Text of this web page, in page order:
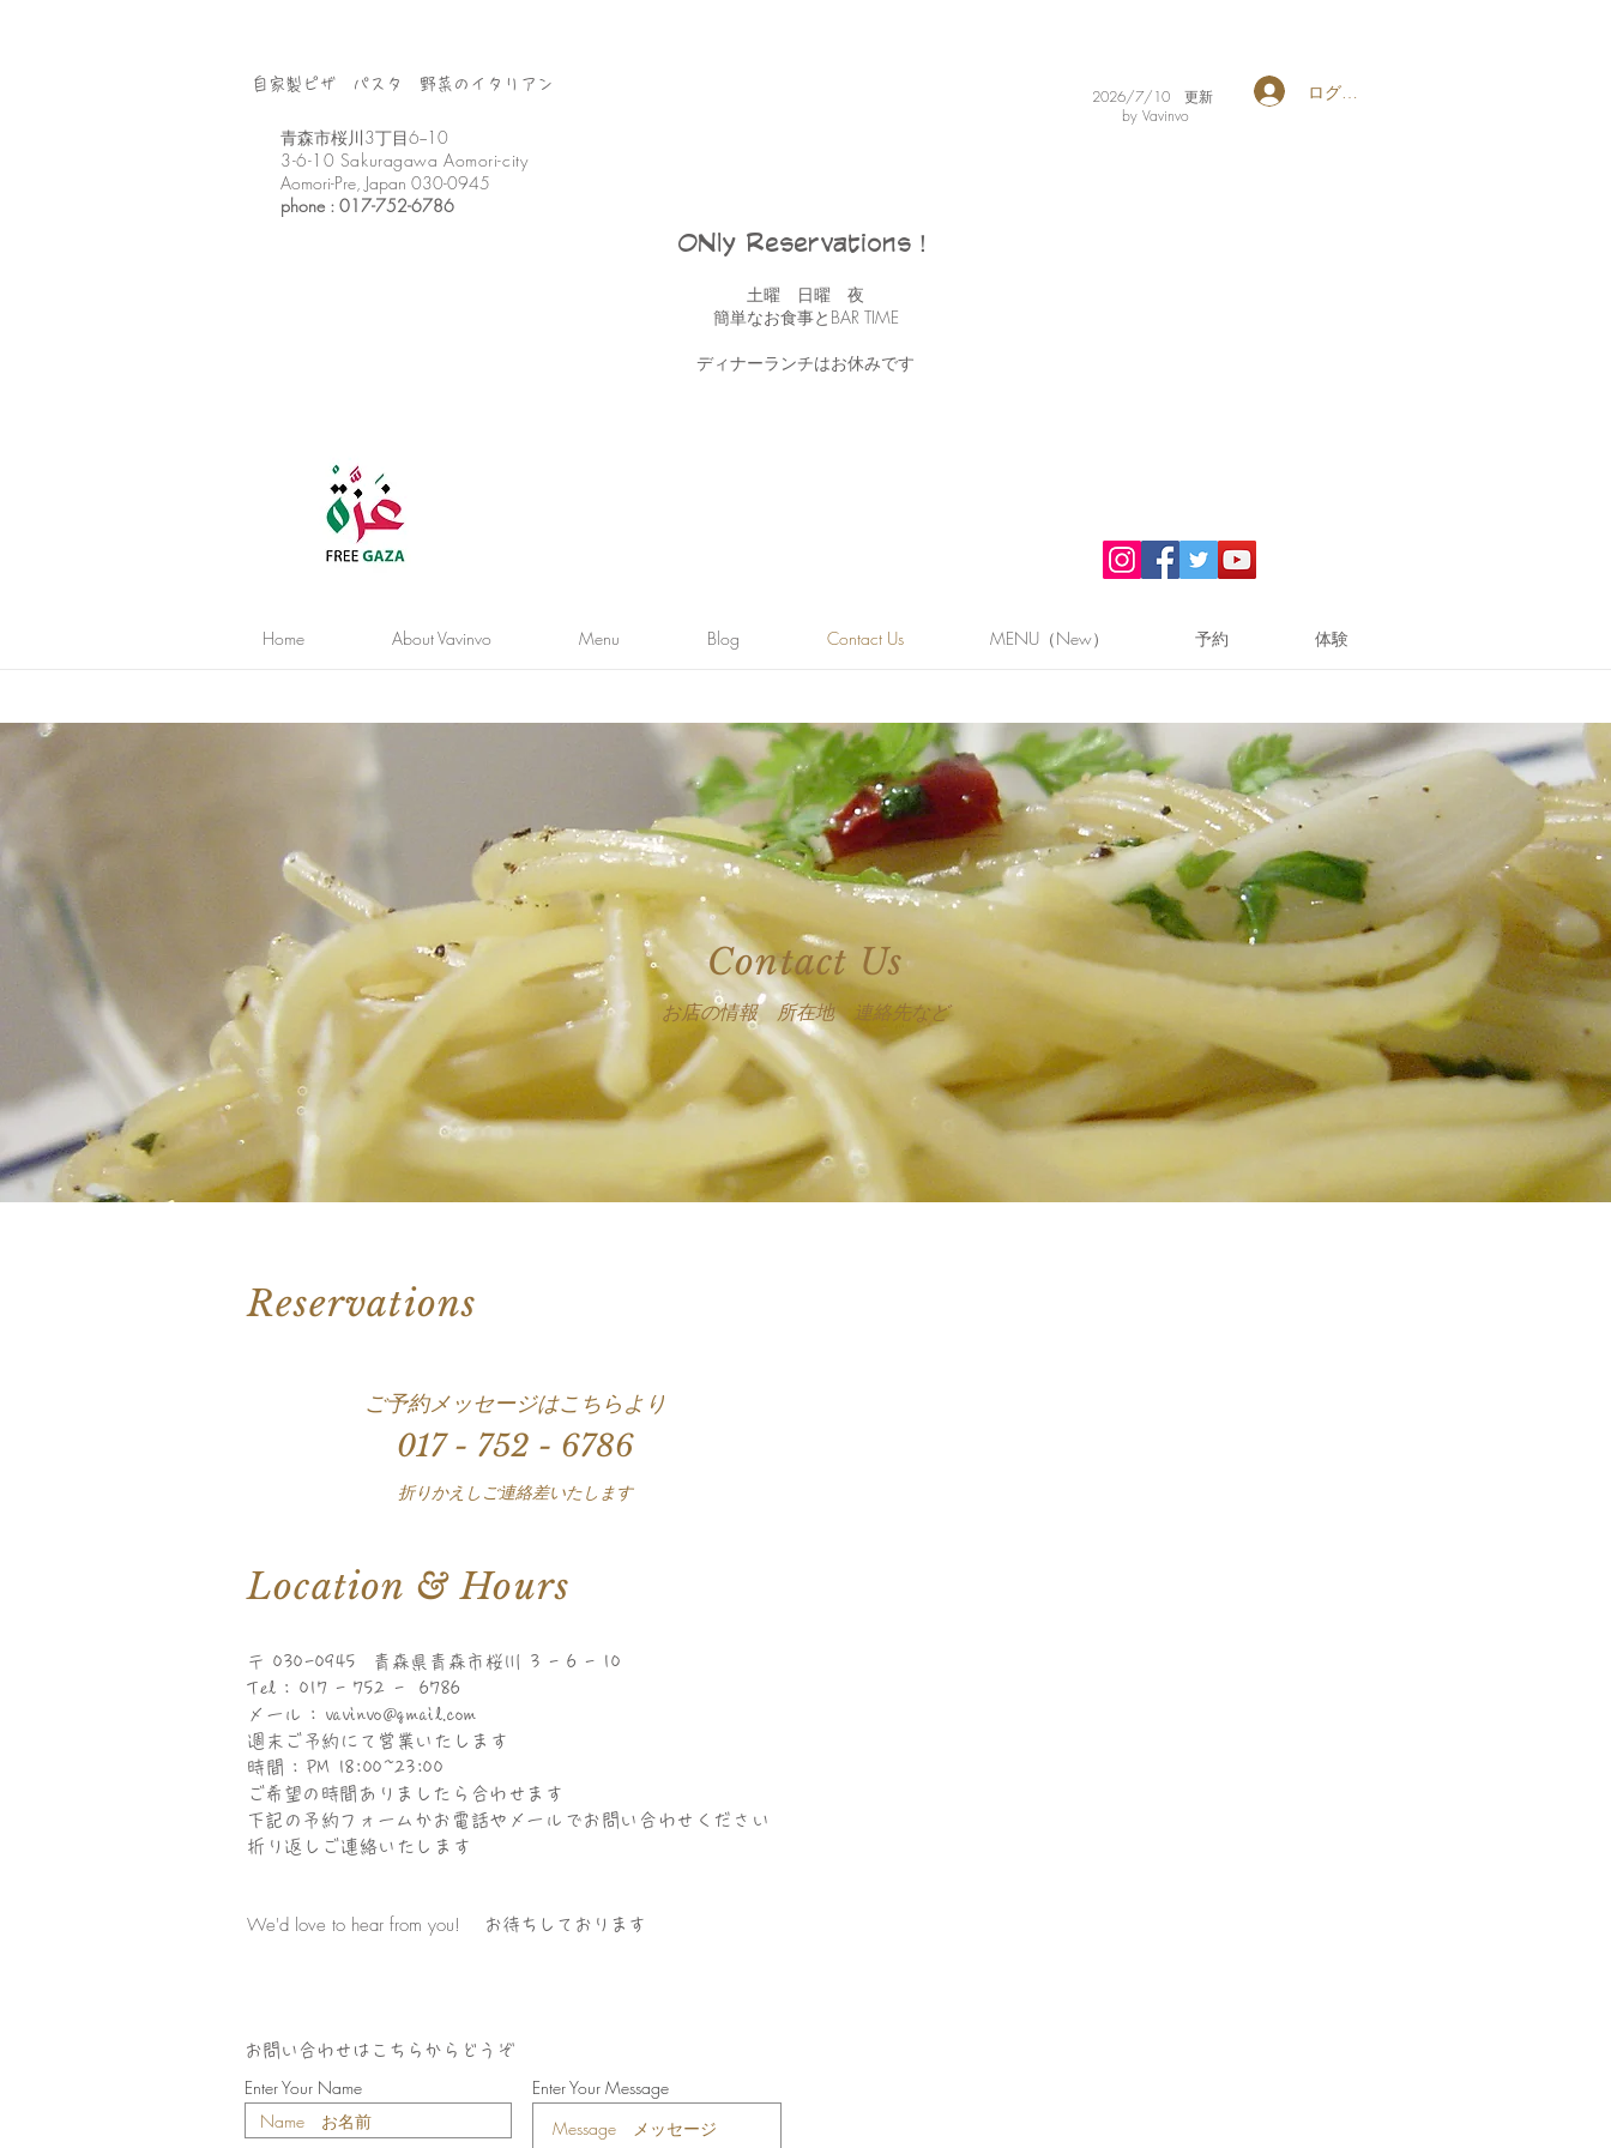
自家製ピザ パスタ 野菜のイタリアン
​2026/7/10 更新
by Vavinvo
ログイン
​青森市桜川3丁目6−10
3-6-10 Sakuragawa Aomori-city
Aomori-Pre, Japan 030-0945
phone : 017-752-6786​
ONly Reservations！
土曜 日曜 夜
簡単なお食事とBAR TIME
ディナーランチはお休みです
Home About Vavinvo Menu Blog Contact Us MENU（New） 予約 体験
Contact Us
お店の情報 所在地 連絡先など
Reservations
ご予約メッセージはこちらより
017 - 752 - 6786
折りかえしご連絡差いたします
Location & Hours
〒 030-0945 青森県青森市桜川 3 - 6 - 10
Tel : 017 - 752 - 6786
メール : vavinvo@gmail.com
週末ご予約にて営業いたします
時間 : PM 18:00~23:00
​ご希望の時間ありましたら合わせます
​下記の予約フォームかお電話やメールでお問い合わせください
折り返しご連絡いたします
We'd love to hear from you! ​ お待ちしております
​お問い合わせはこちらからどうぞ
Enter Your Name Enter Your Message